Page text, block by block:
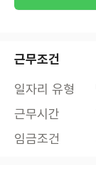
근무조건
일자리 유형
근무시간
임금조건